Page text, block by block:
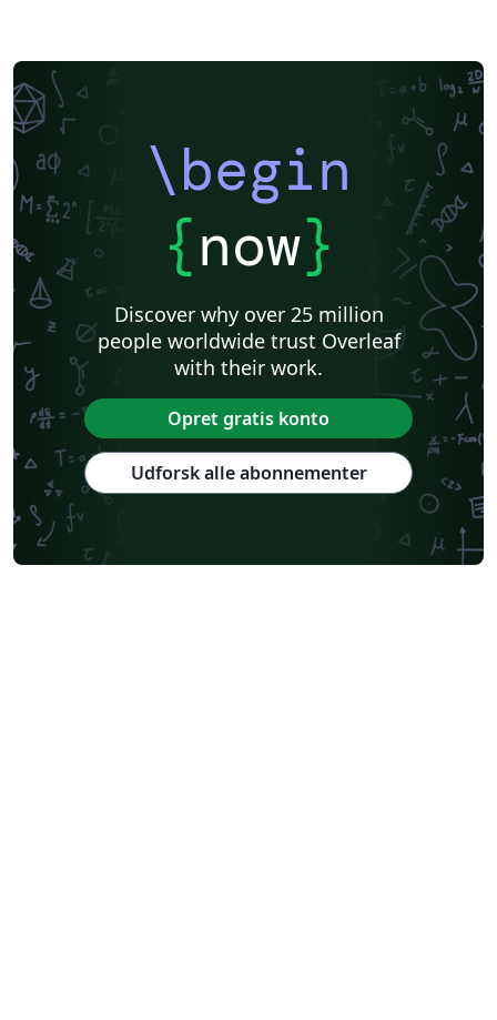
\begin
{now}
Discover why over 25 million
people worldwide trust Overleaf
with their work.
Opret gratis konto
Udforsk alle abonnementer